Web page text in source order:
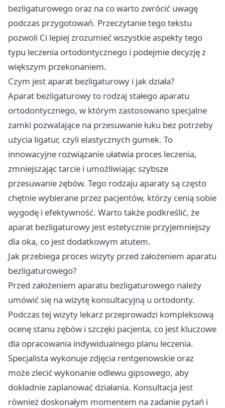
bezligaturowego oraz na co warto zwrócić uwagę
podczas przygotowań. Przeczytanie tego tekstu
pozwoli Ci lepiej zrozumieć wszystkie aspekty tego
typu leczenia ortodontycznego i podejmie decyzję z
większym przekonaniem.
Czym jest aparat bezligaturowy i jak działa?
Aparat bezligaturowyto rodzaj stałego aparatu
ortodontycznego, w którym zastosowano specjalne
zamki pozwalające na przesuwanie łuku bez potrzeby
użycia ligatur, czyli elastycznych gumek. To
innowacyjne rozwiązanie ułatwia proces leczenia,
zmniejszając tarcie i umożliwiając szybsze
przesuwanie zębów. Tego rodzaju aparaty są często
chętnie wybierane przez pacjentów, którzy cenią sobie
wygodę i efektywność. Warto także podkreślić, że
aparat bezligaturowy jest estetycznie przyjemniejszy
dla oka, co jest dodatkowym atutem.
Jak przebiega proces wizyty przed założeniem aparatu
bezligaturowego?
Przed założeniem aparatu bezligaturowego należy
umówić się na wizytę konsultacyjną u ortodonty.
Podczas tej wizyty lekarz przeprowadzi kompleksową
ocenę stanu zębów i szczęki pacjenta, co jest kluczowe
dla opracowania indywidualnego planu leczenia.
Specjalista wykonuje zdjęcia rentgenowskie oraz
może zlecić wykonanie odlewu gipsowego, aby
dokładnie zaplanować działania. Konsultacja jest
również doskonałym momentem na zadanie pytań i